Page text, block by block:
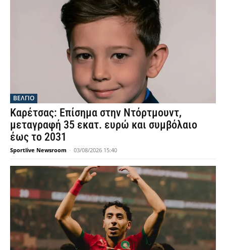
ΒΕΛΓΙΟ
Καρέτσας: Επίσημα στην Ντόρτμουντ,
μεταγραφή 35 εκατ. ευρώ και συμβόλαιο
έως το 2031
Sportlive Newsroom - 03/08/2026 15:40